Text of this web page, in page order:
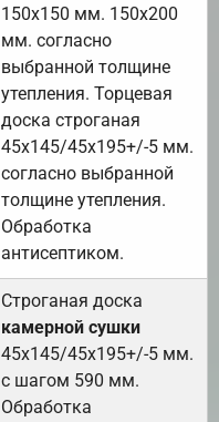
150х150 мм. 150х200
мм. согласно
выбранной толщине
утепления. Торцевая
доска строганая
45х145/45х195+/-5 мм.
согласно выбранной
толщине утепления.
Обработка
антисептиком.
Строганая доска
камерной сушки
45х145/45х195+/-5 мм.
с шагом 590 мм.
Обработка